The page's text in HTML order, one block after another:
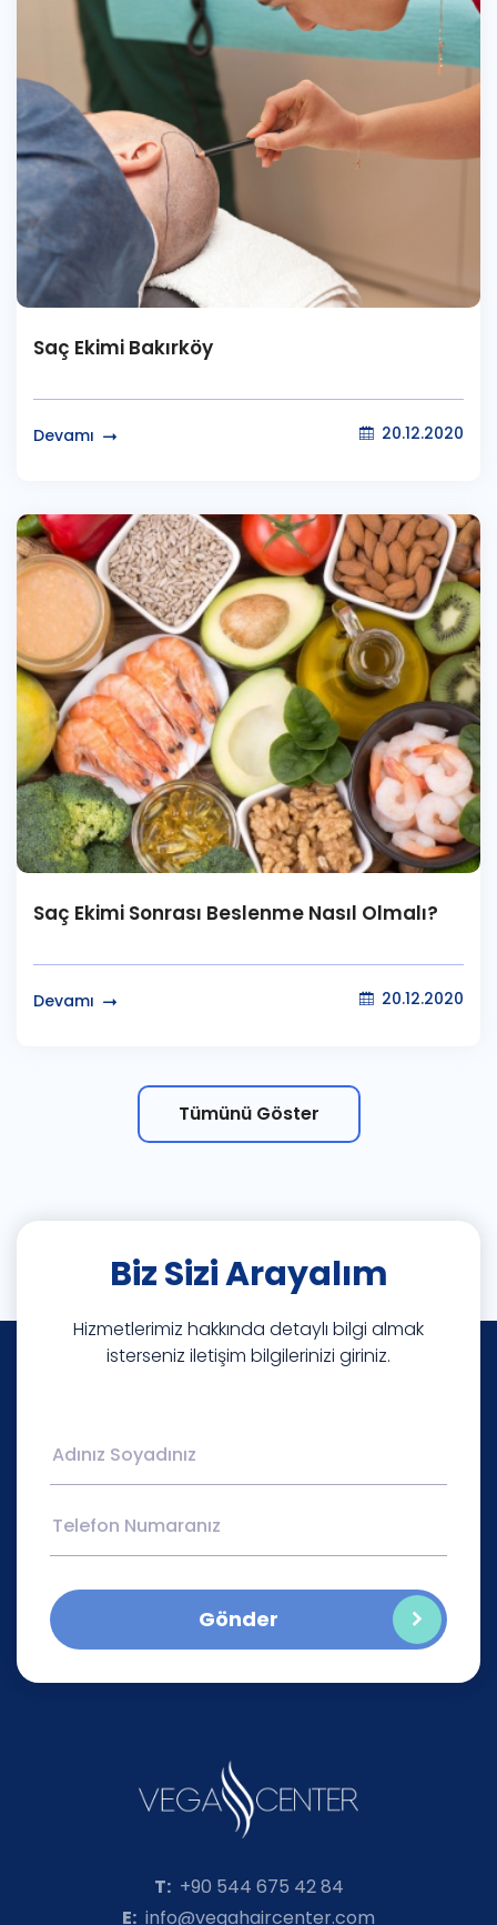
Saç Ekimi Bakırköy
Devamı 20.12.2020
Saç Ekimi Sonrası Beslenme Nasıl Olmalı?
Devamı 20.12.2020
Tümünü Göster
Biz Sizi Arayalım
Hizmetlerimiz hakkında detaylı bilgi almak
isterseniz iletişim bilgilerinizi giriniz.
Gönder
T:+90 544 675 42 84
E: info@vegahaircenter.com